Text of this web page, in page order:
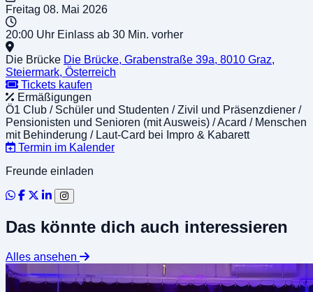
Freitag 08. Mai 2026
20:00 Uhr Einlass ab 30 Min. vorher
Die Brücke Die Brücke, Grabenstraße 39a, 8010 Graz,
Steiermark, Österreich
Tickets kaufen
Ermäßigungen
Ö1 Club / Schüler und Studenten / Zivil und Präsenzdiener /
Pensionisten und Senioren (mit Ausweis) / Acard / Menschen
mit Behinderung / Laut-Card bei Impro & Kabarett
Termin im Kalender
Freunde einladen
Das könnte dich auch interessieren
Alles ansehen